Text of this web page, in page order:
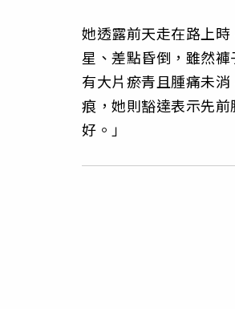
她透露前天走在路上
星、差點昏倒，雖然
有大片瘀青且腫痛未
痕，她則豁達表示先
好。」